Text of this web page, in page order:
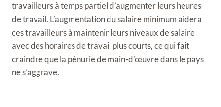
travailleurs à temps partiel d’augmenter leurs heures
de travail. L’augmentation du salaire minimum aidera
ces travailleurs à maintenir leurs niveaux de salaire
avec des horaires de travail plus courts, ce qui fait
craindre que la pénurie de main-d’œuvre dans le pays
ne s’aggrave.